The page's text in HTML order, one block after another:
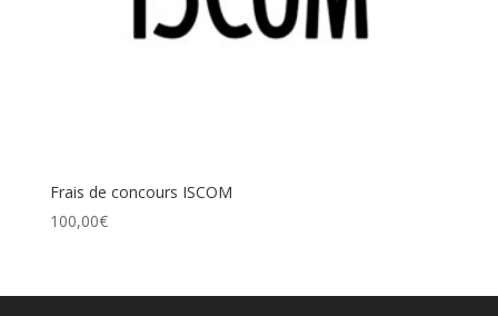
Frais de concours ISCOM
100,00€